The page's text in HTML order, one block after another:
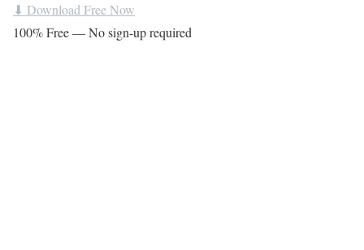
⬇ Download Free Now
100% Free — No sign-up required